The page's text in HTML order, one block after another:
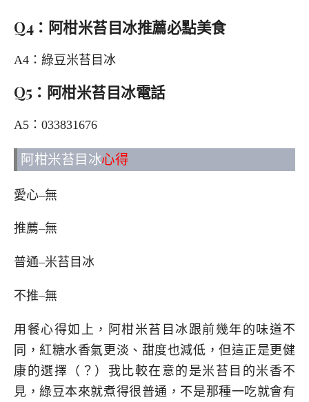
Q4：阿柑米苔目冰推薦必點美食
A4：綠豆米苔目冰
Q5：阿柑米苔目冰電話
A5：033831676
阿柑米苔目冰心得
愛心–無
推薦–無
普通–米苔目冰
不推–無
用餐心得如上，阿柑米苔目冰跟前幾年的味道不
同，紅糖水香氣更淡、甜度也減低，但這正是更健
康的選擇（？）我比較在意的是米苔目的米香不
見，綠豆本來就煮得很普通，不是那種一吃就會有